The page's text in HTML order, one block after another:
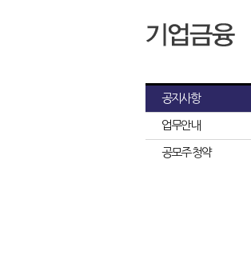
공지사항
업무안내
공모주 청약